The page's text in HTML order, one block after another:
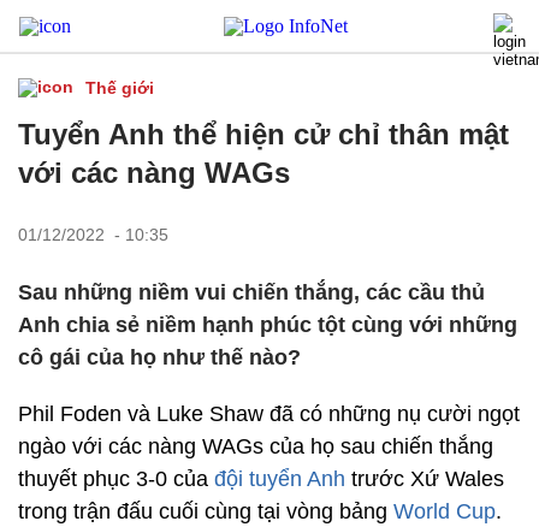
Thế giới
Tuyển Anh thể hiện cử chỉ thân mật
với các nàng WAGs
01/12/2022 - 10:35
Sau những niềm vui chiến thắng, các cầu thủ
Anh chia sẻ niềm hạnh phúc tột cùng với những
cô gái của họ như thế nào?
Phil Foden và Luke Shaw đã có những nụ cười ngọt
ngào với các nàng WAGs của họ sau chiến thắng
thuyết phục 3-0 của đội tuyển Anh trước Xứ Wales
trong trận đấu cuối cùng tại vòng bảng World Cup.